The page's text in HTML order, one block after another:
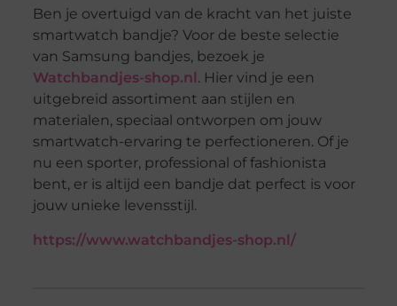
Ben je overtuigd van de kracht van het juiste
smartwatch bandje? Voor de beste selectie
van Samsung bandjes, bezoek je
Watchbandjes-shop.nl. Hier vind je een
uitgebreid assortiment aan stijlen en
materialen, speciaal ontworpen om jouw
smartwatch-ervaring te perfectioneren. Of je
nu een sporter, professional of fashionista
bent, er is altijd een bandje dat perfect is voor
jouw unieke levensstijl.
https://www.watchbandjes-shop.nl/